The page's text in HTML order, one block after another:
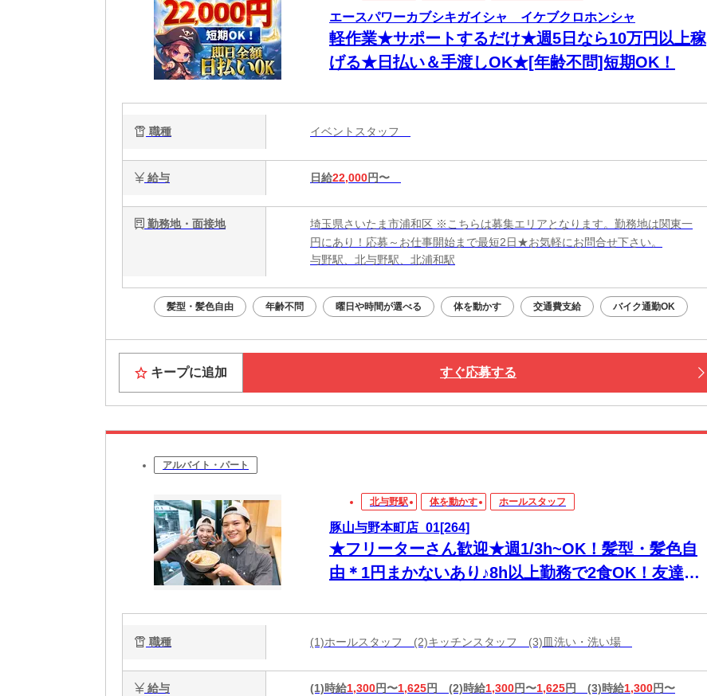
エースパワーカブシキガイシャ イケブクロホンシャ
軽作業★サポートするだけ★週5日なら10万円以上稼
げる★日払い＆手渡しOK★[年齢不問]短期OK！
職種 イベントスタッフ
給与 日給22,000円〜
勤務地・面接地
埼玉県さいたま市浦和区 ※こちらは募集エリアとなります。勤務地は関東一
円にあり！応募～お仕事開始まで最短2日★お気軽にお問合せ下さい。
与野駅、北与野駅、北浦和駅
髪型・髪色自由 年齢不問 曜日や時間が選べる 体を動かす 交通費支給 バイク通勤OK
キープに追加 すぐ応募する
アルバイト・パート
北与野駅 体を動かす ホールスタッフ
豚山与野本町店_01[264]
★フリーターさん歓迎★週1/3h~OK！髪型・髪色自
由＊1円まかないあり♪8h以上勤務で2食OK！友達と
職種 (1)ホールスタッフ (2)キッチンスタッフ (3)皿洗い・洗い場
給与 (1)時給1,300円〜1,625円 (2)時給1,300円〜1,625円 (3)時給1,300円〜